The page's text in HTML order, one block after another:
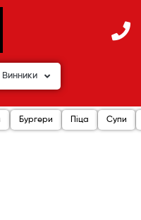
Винники
Бургери Піца Супи